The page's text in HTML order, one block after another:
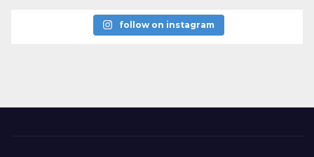
follow on instagram